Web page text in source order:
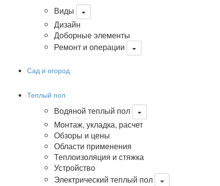
Виды
Дизайн
Доборные элементы
Ремонт и операции
Сад и огород
Теплый пол
Водяной теплый пол
Монтаж, укладка, расчет
Обзоры и цены
Области применения
Теплоизоляция и стяжка
Устройство
Электрический теплый пол